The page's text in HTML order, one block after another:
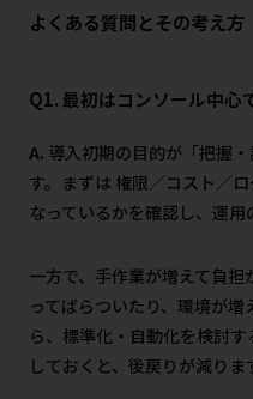
よくある質問とその考え方
Q1. 最初はコンソール中心
A. 導入初期の目的が「把握
す。まずは 権限／コスト／
なっているかを確認し、運用
一方で、手作業が増えて負
ってばらついたり、環境が
ら、標準化・自動化を検討
しておくと、後戻りが減りま